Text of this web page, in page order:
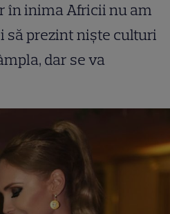
în inima Africii nu am
să prezint niște culturi
dar se va